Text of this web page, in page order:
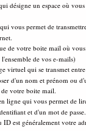
désigne un espace où
vous permet de
de votre boite mail où
de vos e-mails)
virtuel qui se transmet
d'un nom et prénom ou
votre boite mail.
ligne qui vous permet de
et d'un mot de passe.
est généralement votre